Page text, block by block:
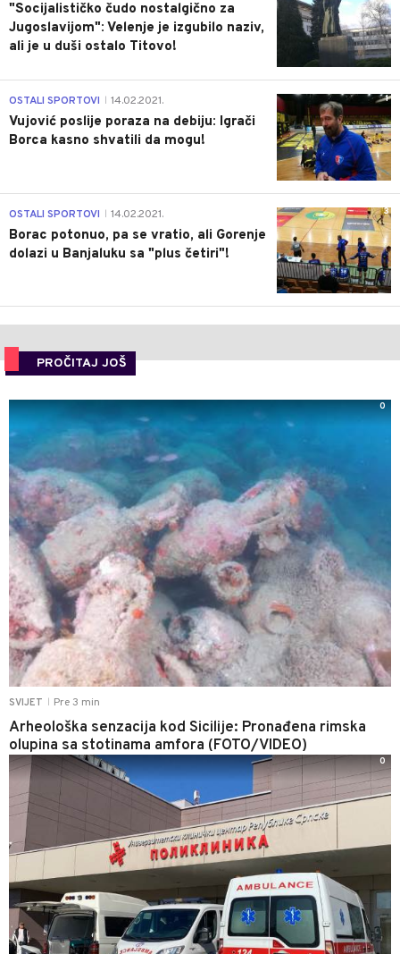
"Socijalističko čudo nostalgično za
Jugoslavijom": Velenje je izgubilo naziv,
ali je u duši ostalo Titovo!
1
OSTALI SPORTOVI 14.02.2021.
Vujović poslije poraza na debiju: Igrači
Borca kasno shvatili da mogu!
3
OSTALI SPORTOVI 14.02.2021.
Borac potonuo, pa se vratio, ali Gorenje
dolazi u Banjaluku sa "plus četiri"!
PROČITAJ JOŠ
SVIJET Pre 3 min
Arheološka senzacija kod Sicilije: Pronađena rimska
olupina sa stotinama amfora (FOTO/VIDEO)
0
0